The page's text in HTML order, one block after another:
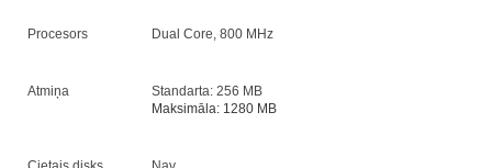
Procesors Dual Core, 800 MHz
Atmiņa
Standarta: 256 MB
Maksimāla: 1280 MB